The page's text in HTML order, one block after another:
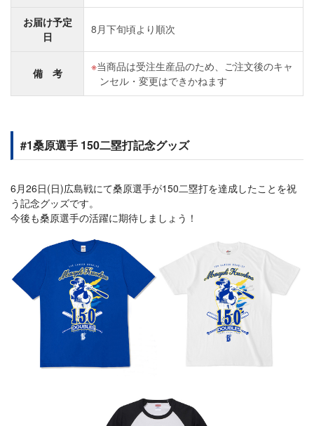
お届け予定
日
8月下旬頃より順次
備 考
当商品は受注生産品のため、ご注文後のキャ
ンセル・変更はできかねます
#1桑原選手 150二塁打記念グッズ
6月26日(日)広島戦にて桑原選手が150二塁打を達成したことを祝
う記念グッズです。
今後も桑原選手の活躍に期待しましょう！